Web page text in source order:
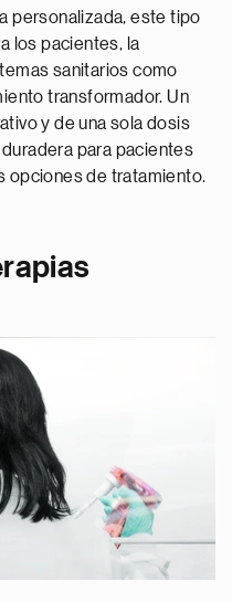
personalizada, este tipo
los pacientes, la
sanitarios como
transformador. Un
y de una sola dosis
para pacientes
opciones de tratamiento.